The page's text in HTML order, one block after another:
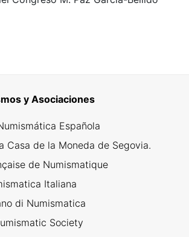
y Asociaciones
Española
Casa de la Moneda de Segovia.
de Numismatique
Italiana
di Numismatica
Society